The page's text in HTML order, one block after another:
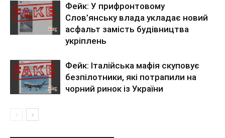
Фейк: У прифронтовому
Слов’янську влада укладає новий
асфальт замість будівництва
укріплень
Фейк: Італійська мафія скуповує
безпілотники, які потрапили на
чорний ринок із України